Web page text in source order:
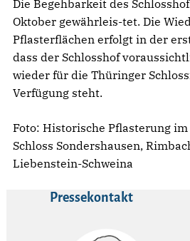
Die Begehbarkeit des
Oktober gewährleis-tet. Die
Pflasterflächen erfolgt in der
dass der Schlosshof
wieder für die Thüringer
Verfügung steht.
Foto: Historische Pflasterung im
Schloss Sondershausen,
Liebenstein-Schweina
Pressekontakt